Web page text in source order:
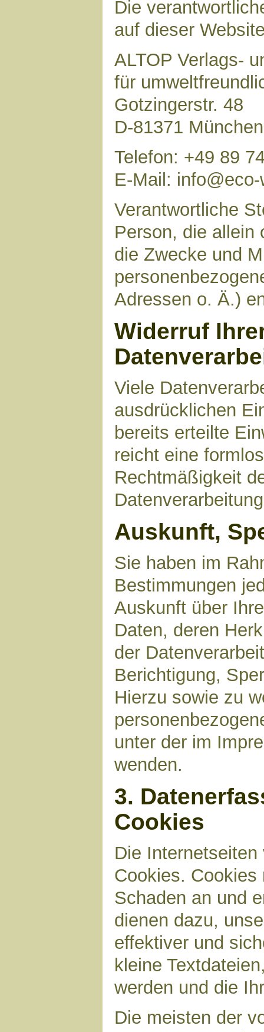
Die
auf dieser
ALTOP Verlags-
für
Gotzingerstr. 48
D-81371 München
Telefon: +49 89
E-Mail:
Verantwortliche
Person, die allein
die Zwecke und
Adressen o. Ä.)
Widerruf
Viele
ausdrücklichen
bereits erteilte
reicht eine
Rechtmäßigkeit
Auskunft,
Sie haben im
Bestimmungen
Auskunft über
Daten, deren
der
Berichtigung,
Hierzu sowie zu
unter der im
wenden.
3.
Cookies
Die
Cookies.
Schaden an und
dienen dazu,
effektiver und
kleine
werden und die
Die meisten der